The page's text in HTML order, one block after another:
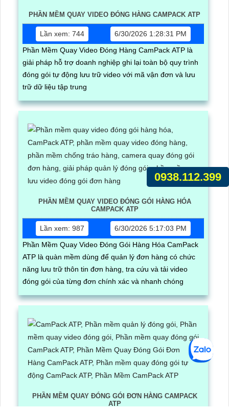
PHẦN MỀM QUAY VIDEO ĐÓNG HÀNG CAMPACK ATP
Lần xem: 744
6/30/2026 1:28:31 PM
Phần Mềm Quay Video Đóng Hàng CamPack ATP là
giải pháp hỗ trợ doanh nghiệp ghi lại toàn bộ quy trình
đóng gói tự động lưu trữ video với mã vận đơn và lưu
trữ dữ liệu tập trung
PHẦN MỀM QUAY VIDEO ĐÓNG GÓI HÀNG HÓA
CAMPACK ATP
Lần xem: 987
6/30/2026 5:17:03 PM
Phần Mềm Quay Video Đóng Gói Hàng Hóa CamPack
ATP là quàn mềm dùng để quản lý đơn hàng có chức
năng lưu trữ thôn tin đơn hàng, tra cứu và tải video
đóng gói của từng đơn chính xác và nhanh chóng
PHẦN MỀM QUAY ĐÓNG GÓI ĐƠN HÀNG CAMPACK
ATP
0938.112.399